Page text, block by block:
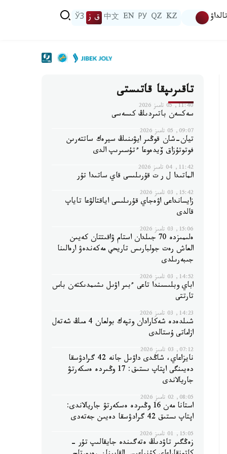
تالداۋ KZ
QZ
РУ
EN
中文 ق ز ЎЗ
تاقىرىپقا قاتىستى
11:40, 05 تامىز 2026
سەكسەن باتىردىڭ كىسەسى
09:07, 05 تامىز 2026
تيان-شان قوڭىر ايۋىنىڭ سيرەك ساتتەرىن
فوتوتۇزاق ۆيدەوعا ءتۇسىرىپ الدى
11:42, 04 تامىز 2026
الماتىدا ل ر ت قۇرىلىسى قاي ساتىدا تۇر
15:42, 03 تامىز 2026
زايسانداعى اۋەجاي قۇرىلىسى اياقتالۋعا تاياپ
قالدى
15:06, 03 تامىز 2026
ەلىمىزدە 70 جىلدان استام ۋاقىتتان كەيىن
العاش رەت جولبارىس تاريحي مەكەندەۋ ارەالىنا
جىبەرىلدى
14:52, 03 تامىز 2026
اباي وبلىسىندا تاعى ءبىر اۋىل ىشىمدىكتەن باس
تارتتى
14:23, 03 تامىز 2026
شىلدەدە شەكارادان وتپەك بولعان 4 مىڭ شەتەل
ازاماتى ۇستالدى
07:12, 03 تامىز 2026
نايزاعاي، شاڭدى داۋىل جانە 42 گرادۋسقا
دەيىنگى اپتاپ ىستىق: 17 وڭىردە ەسكەرتۋ
جاريالاندى
08:05, 02 تامىز 2026
استانا مەن 16 وڭىردە ەسكەرتۋ جاريالاندى:
اپتاپ ىستىق 42 گرادۋسقا دەيىن جەتەدى
15:05, 01 تامىز 2026
زەڭگىر تاۋدىڭ ەتەگىندە جايقالىپ تۇر -